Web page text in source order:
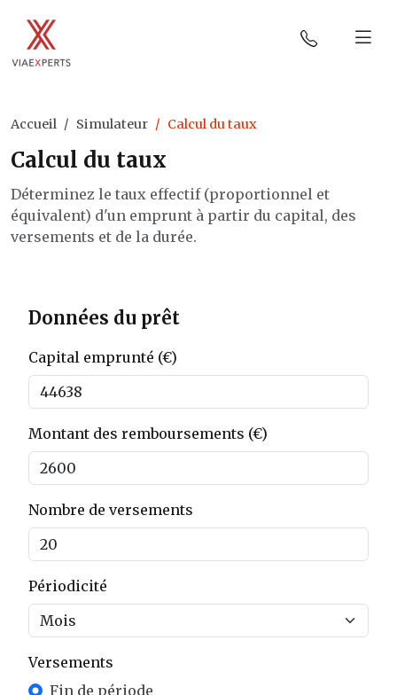
Accueil Simulateur Calcul du taux
Calcul du taux
Déterminez le taux effectif (proportionnel et
équivalent) d'un emprunt à partir du capital, des
versements et de la durée.
Données du prêt
Capital emprunté (€)
Montant des remboursements (€)
Nombre de versements
Périodicité
Versements
Fin de période